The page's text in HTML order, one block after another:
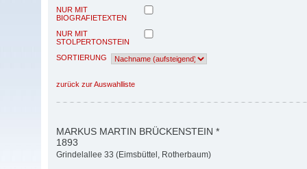
NUR MIT
BIOGRAFIETEXTEN
NUR MIT
STOLPERTONSTEIN
SORTIERUNG
zurück zur Auswahlliste
MARKUS MARTIN BRÜCKENSTEIN *
1893
Grindelallee 33 (Eimsbüttel, Rotherbaum)